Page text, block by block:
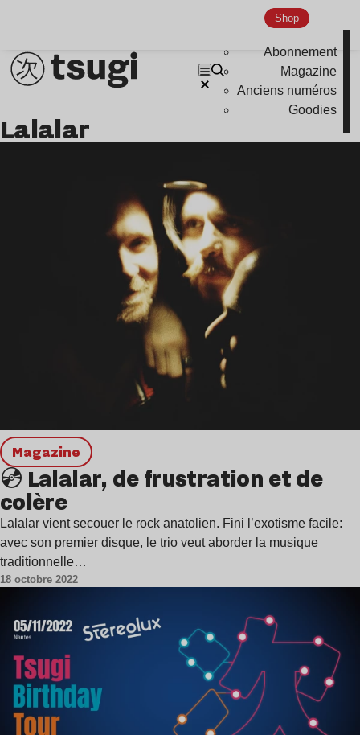
Shop
Abonnement
Magazine
Anciens numéros
Goodies
Lalalar
magazine
💿 Lalalar, de frustration et de
colère
Lalalar vient secouer le rock anatolien. Fini l’exotisme facile:
avec son premier disque, le trio veut aborder la musique
traditionnelle…
18 octobre 2022